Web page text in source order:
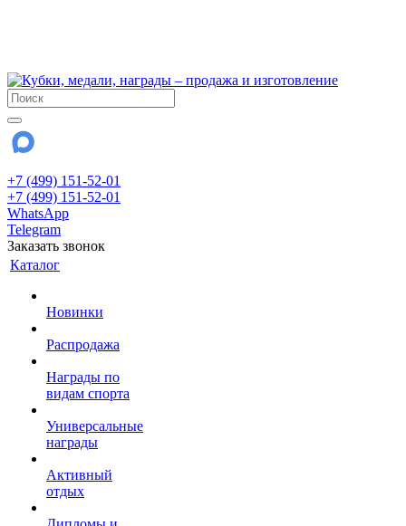
+7 (499) 151-52-01
+7 (499) 151-52-01
WhatsApp
Telegram
Заказать звонок
Каталог
Новинки
Распродажа
Награды по
видам спорта
Универсальные
награды
Активный
отдых